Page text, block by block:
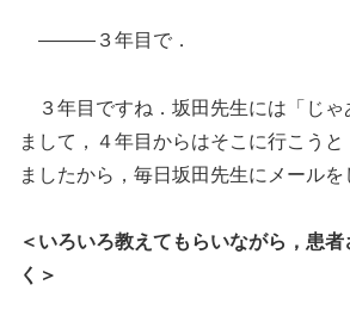
―――３年目で．
３年目ですね．坂田先生には「じゃ
まして，４年目からはそこに行こうと
ましたから，毎日坂田先生にメールを
＜いろいろ教えてもらいながら，患
く＞